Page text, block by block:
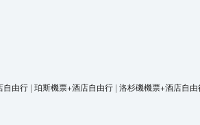
自由行 | 珀斯機票+酒店自由行 | 洛杉磯機票+酒店自由